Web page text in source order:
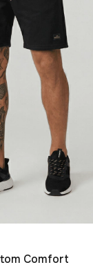
Comfort